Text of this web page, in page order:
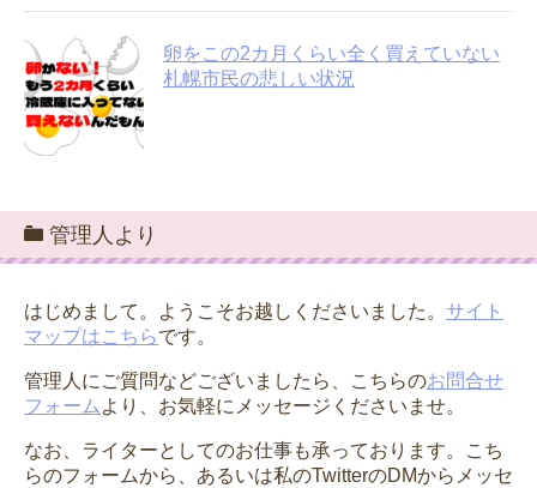
卵をこの2カ月くらい全く買えていない
札幌市民の悲しい状況
管理人より
はじめまして。ようこそお越しくださいました。 サイト
マップはこちらです。
管理人にご質問などございましたら、こちらのお問合せ
フォーム より、お気軽にメッセージくださいませ。
なお、ライターとしてのお仕事も承っております。こち
らのフォームから、あるいは私のTwitterのDMからメッセ